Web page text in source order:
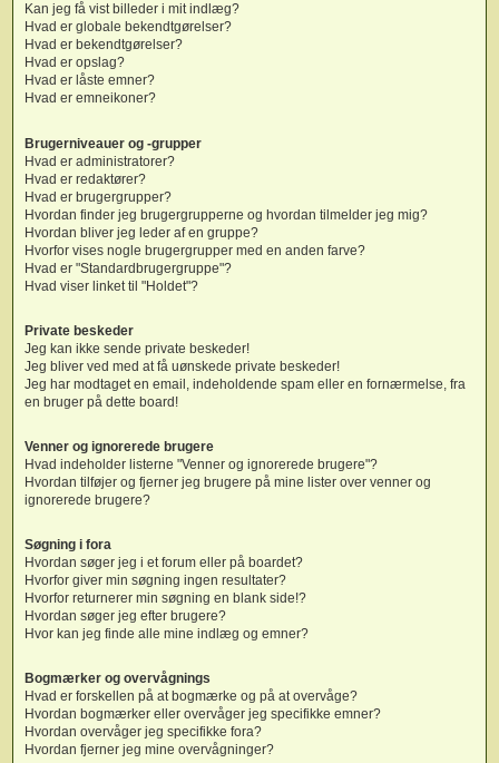
Kan jeg få vist billeder i mit indlæg?
Hvad er globale bekendtgørelser?
Hvad er bekendtgørelser?
Hvad er opslag?
Hvad er låste emner?
Hvad er emneikoner?
Brugerniveauer og -grupper
Hvad er administratorer?
Hvad er redaktører?
Hvad er brugergrupper?
Hvordan finder jeg brugergrupperne og hvordan tilmelder jeg mig?
Hvordan bliver jeg leder af en gruppe?
Hvorfor vises nogle brugergrupper med en anden farve?
Hvad er "Standardbrugergruppe"?
Hvad viser linket til "Holdet"?
Private beskeder
Jeg kan ikke sende private beskeder!
Jeg bliver ved med at få uønskede private beskeder!
Jeg har modtaget en email, indeholdende spam eller en fornærmelse, fra
en bruger på dette board!
Venner og ignorerede brugere
Hvad indeholder listerne "Venner og ignorerede brugere"?
Hvordan tilføjer og fjerner jeg brugere på mine lister over venner og
ignorerede brugere?
Søgning i fora
Hvordan søger jeg i et forum eller på boardet?
Hvorfor giver min søgning ingen resultater?
Hvorfor returnerer min søgning en blank side!?
Hvordan søger jeg efter brugere?
Hvor kan jeg finde alle mine indlæg og emner?
Bogmærker og overvågnings
Hvad er forskellen på at bogmærke og på at overvåge?
Hvordan bogmærker eller overvåger jeg specifikke emner?
Hvordan overvåger jeg specifikke fora?
Hvordan fjerner jeg mine overvågninger?